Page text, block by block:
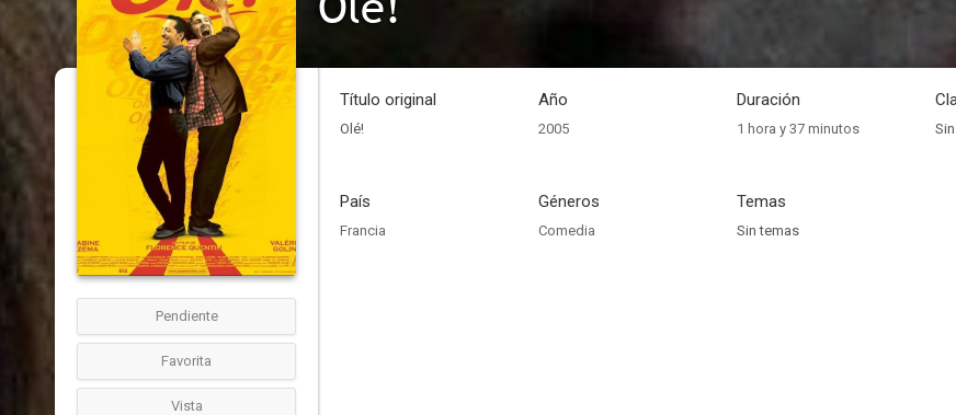
Pendiente
Favorita
Vista
Título original
Olé!
Año
2005
Duración
1 hora y 37 minutos
País
Francia
Géneros
Comedia
Temas
Sin temas